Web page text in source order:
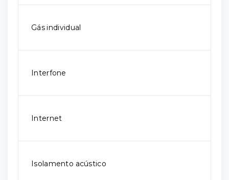
Gás individual
Interfone
Internet
Isolamento acústico